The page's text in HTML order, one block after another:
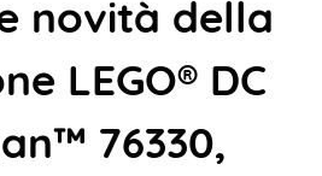
novità della
LEGO® DC
76330,